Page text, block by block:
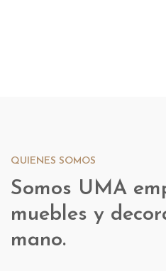
QUIENES SOMOS
Somos UMA
muebles y
mano.